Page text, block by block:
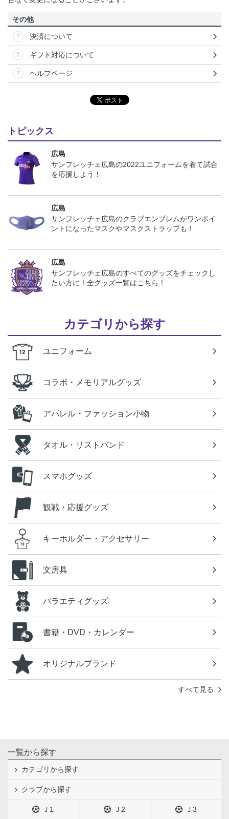
その他
決済について
ギフト対応について
ヘルプページ
トピックス
広島
サンフレッチェ広島の2022ユニフォームを着て試合
を応援しよう！
広島
サンフレッチェ広島のクラブエンブレムがワンポイ
ントになったマスクやマスクストラップも！
広島
サンフレッチェ広島のすべてのグッズをチェックし
たい方に！全グッズ一覧はこちら！
カテゴリから探す
ユニフォーム
コラボ・メモリアルグッズ
アパレル・ファッション小物
タオル・リストバンド
スマホグッズ
観戦・応援グッズ
キーホルダー・アクセサリー
文房具
バラエティグッズ
書籍・DVD・カレンダー
オリジナルブランド
すべて見る
一覧から探す
カテゴリから探す
クラブから探す
Ｊ1 Ｊ2 Ｊ3